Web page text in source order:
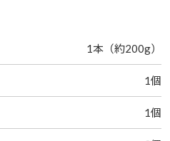
1本（約200g）
1個
1個